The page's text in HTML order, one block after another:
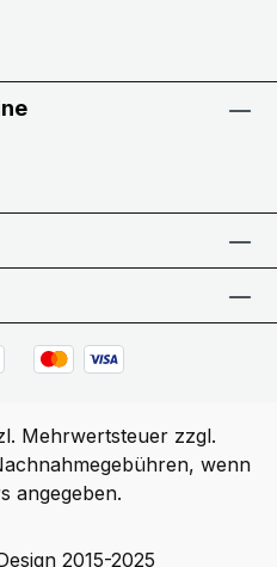
Mehrwertsteuer zzgl.
wenn
angegeben.
2015-2025